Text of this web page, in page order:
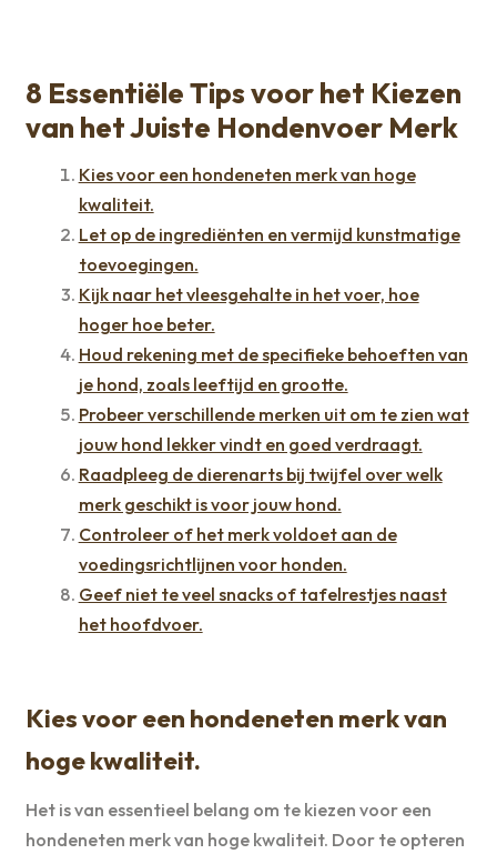
8 Essentiële Tips voor het Kiezen
van het Juiste Hondenvoer Merk
Kies voor een hondeneten merk van hoge
kwaliteit.
Let op de ingrediënten en vermijd kunstmatige
toevoegingen.
Kijk naar het vleesgehalte in het voer, hoe
hoger hoe beter.
Houd rekening met de specifieke behoeften van
je hond, zoals leeftijd en grootte.
Probeer verschillende merken uit om te zien wat
jouw hond lekker vindt en goed verdraagt.
Raadpleeg de dierenarts bij twijfel over welk
merk geschikt is voor jouw hond.
Controleer of het merk voldoet aan de
voedingsrichtlijnen voor honden.
Geef niet te veel snacks of tafelrestjes naast
het hoofdvoer.
Kies voor een hondeneten merk van
hoge kwaliteit.
Het is van essentieel belang om te kiezen voor een
hondeneten merk van hoge kwaliteit. Door te opteren